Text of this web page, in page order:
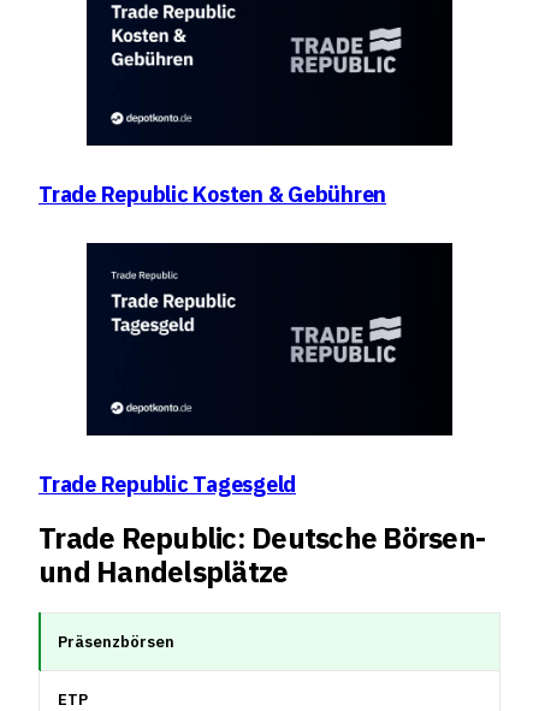
Trade Republic Kosten & Gebühren
Trade Republic Tagesgeld
Trade Republic: Deutsche Börsen-
und Handelsplätze
Präsenzbörsen
ETP